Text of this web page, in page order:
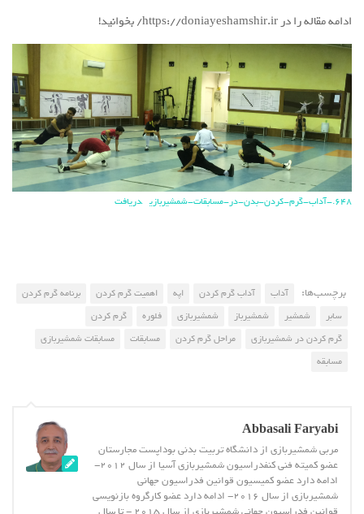
ادامه مقاله را در https://doniayeshamshir.ir/ بخوانید!
648.-آداب-گرم-کردن-بدن-در-مسابقات-شمشیربازی دریافت
برچسب‌ها: آداب آداب گرم کردن اپه اهمیت گرم کردن
برنامه گرم کردن
سابر
شمشیر شمشیرباز شمشیربازی فلوره
گرم کردن
گرم کردن در شمشیربازی
مراحل گرم کردن مسابقات
مسابقات شمشیربازی
مسابقه
Abbasali Faryabi
مربی شمشیربازی از دانشگاه تربیت بدنی بوداپست مجارستان
عضو کمیته فنی کنفدراسیون شمشیربازی آسیا از سال 2012-
ادامه دارد عضو کمیسیون قوانین فدراسیون جهانی
شمشیربازی از سال 2016- ادامه دارد عضو کارگروه بازنویسی